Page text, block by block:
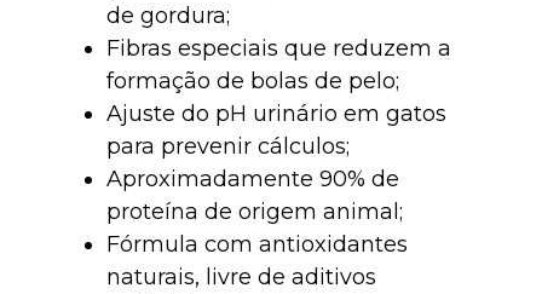
de gordura;
Fibras especiais que reduzem a
formação de bolas de pelo;
Ajuste do pH urinário em gatos
para prevenir cálculos;
Aproximadamente 90% de
proteína de origem animal;
Fórmula com antioxidantes
naturais, livre de aditivos